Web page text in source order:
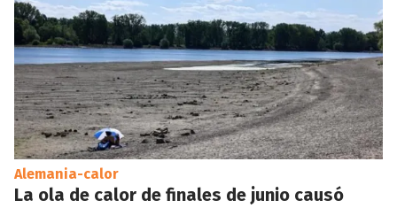
Alemania-calor
La ola de calor de finales de junio causó